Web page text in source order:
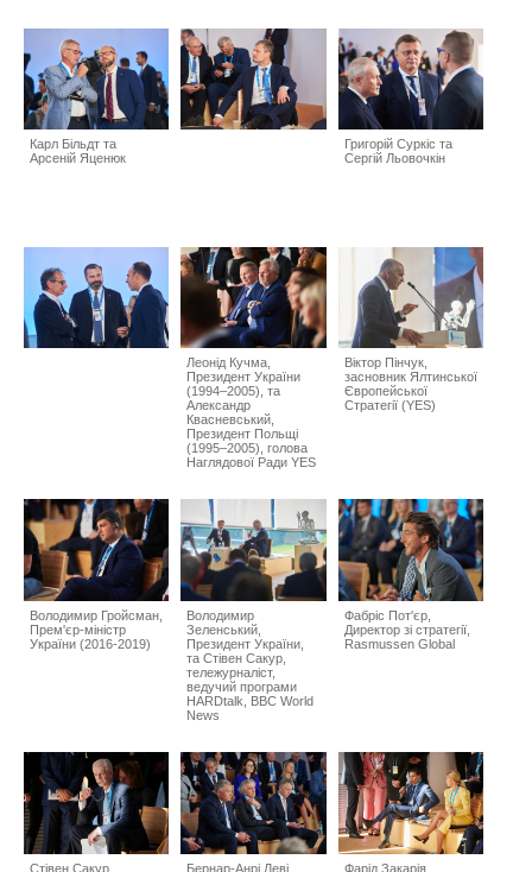
Карл Більдт та
Арсеній Яценюк
Григорій Суркіс та
Сергій Льовочкін
Леонід Кучма,
Президент України
(1994–2005), та
Александр
Квасневський,
Президент Польщі
(1995–2005), голова
Наглядової Ради YES
Віктор Пінчук,
засновник Ялтинської
Європейської
Стратегії (YES)
Володимир Гройсман,
Прем'єр-міністр
України (2016-2019)
Володимир
Зеленський,
Президент України,
та Стівен Сакур,
тележурналіст,
ведучий програми
HARDtalk, BBC World
News
Фабріс Пот'єр,
Директор зі стратегії,
Rasmussen Global
Стівен Сакур, Бернар-Анрі Леві, Фарід Закарія,